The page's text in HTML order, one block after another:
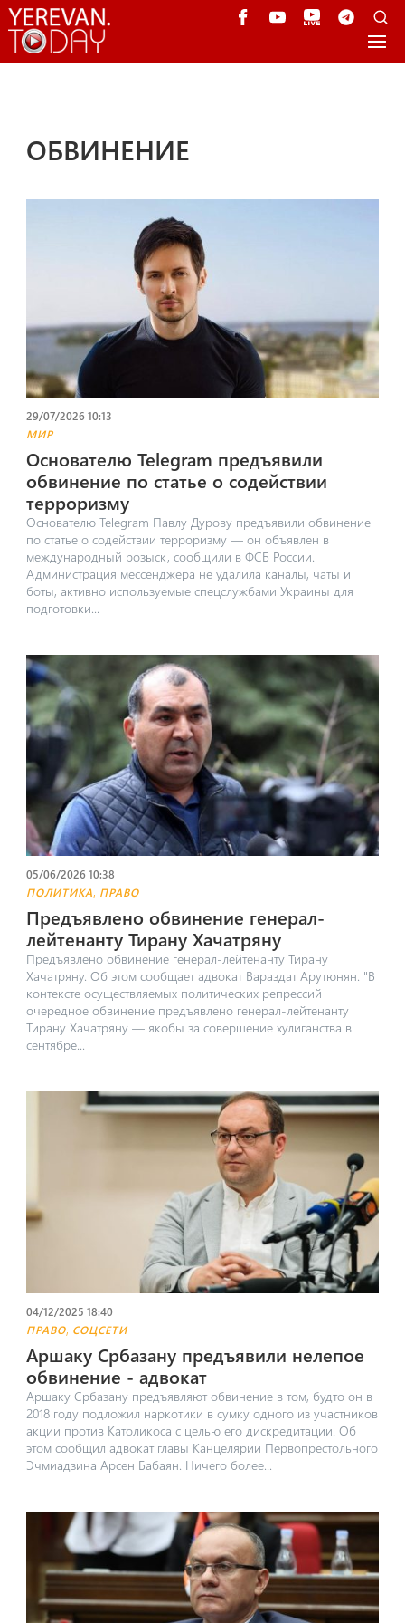
ОБВИНЕНИЕ
29/07/2026 10:13
МИР
Основателю Telegram предъявили
обвинение по статье о содействии
терроризму
Основателю Telegram Павлу Дурову предъявили обвинение
по статье о содействии терроризму — он объявлен в
международный розыск, сообщили в ФСБ России.
Администрация мессенджера не удалила каналы, чаты и
боты, активно используемые спецслужбами Украины для
подготовки...
05/06/2026 10:38
ПОЛИТИКА, ПРАВО
Предъявлено обвинение генерал-
лейтенанту Тирану Хачатряну
Предъявлено обвинение генерал-лейтенанту Тирану
Хачатряну. Об этом сообщает адвокат Вараздат Арутюнян. "​В
контексте осуществляемых политических репрессий
очередное обвинение предъявлено генерал-лейтенанту
Тирану Хачатряну — якобы за совершение хулиганства в
сентябре...
04/12/2025 18:40
ПРАВО, СОЦСЕТИ
Аршаку Србазану предъявили нелепое
обвинение ‐ адвокат
Аршаку Србазану предъявляют обвинение в том, будто он в
2018 году подложил наркотики в сумку одного из участников
акции против Католикоса с целью его дискредитации. Об
этом сообщил адвокат главы Канцелярии Первопрестольного
Эчмиадзина Арсен Бабаян. Ничего более...